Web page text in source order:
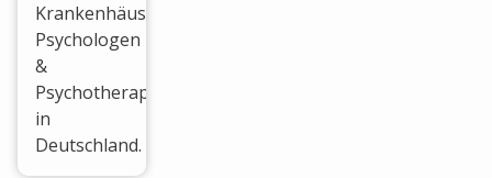
Krankenhäuser,
Psychologen
&
Psychotherapeuten
in
Deutschland.